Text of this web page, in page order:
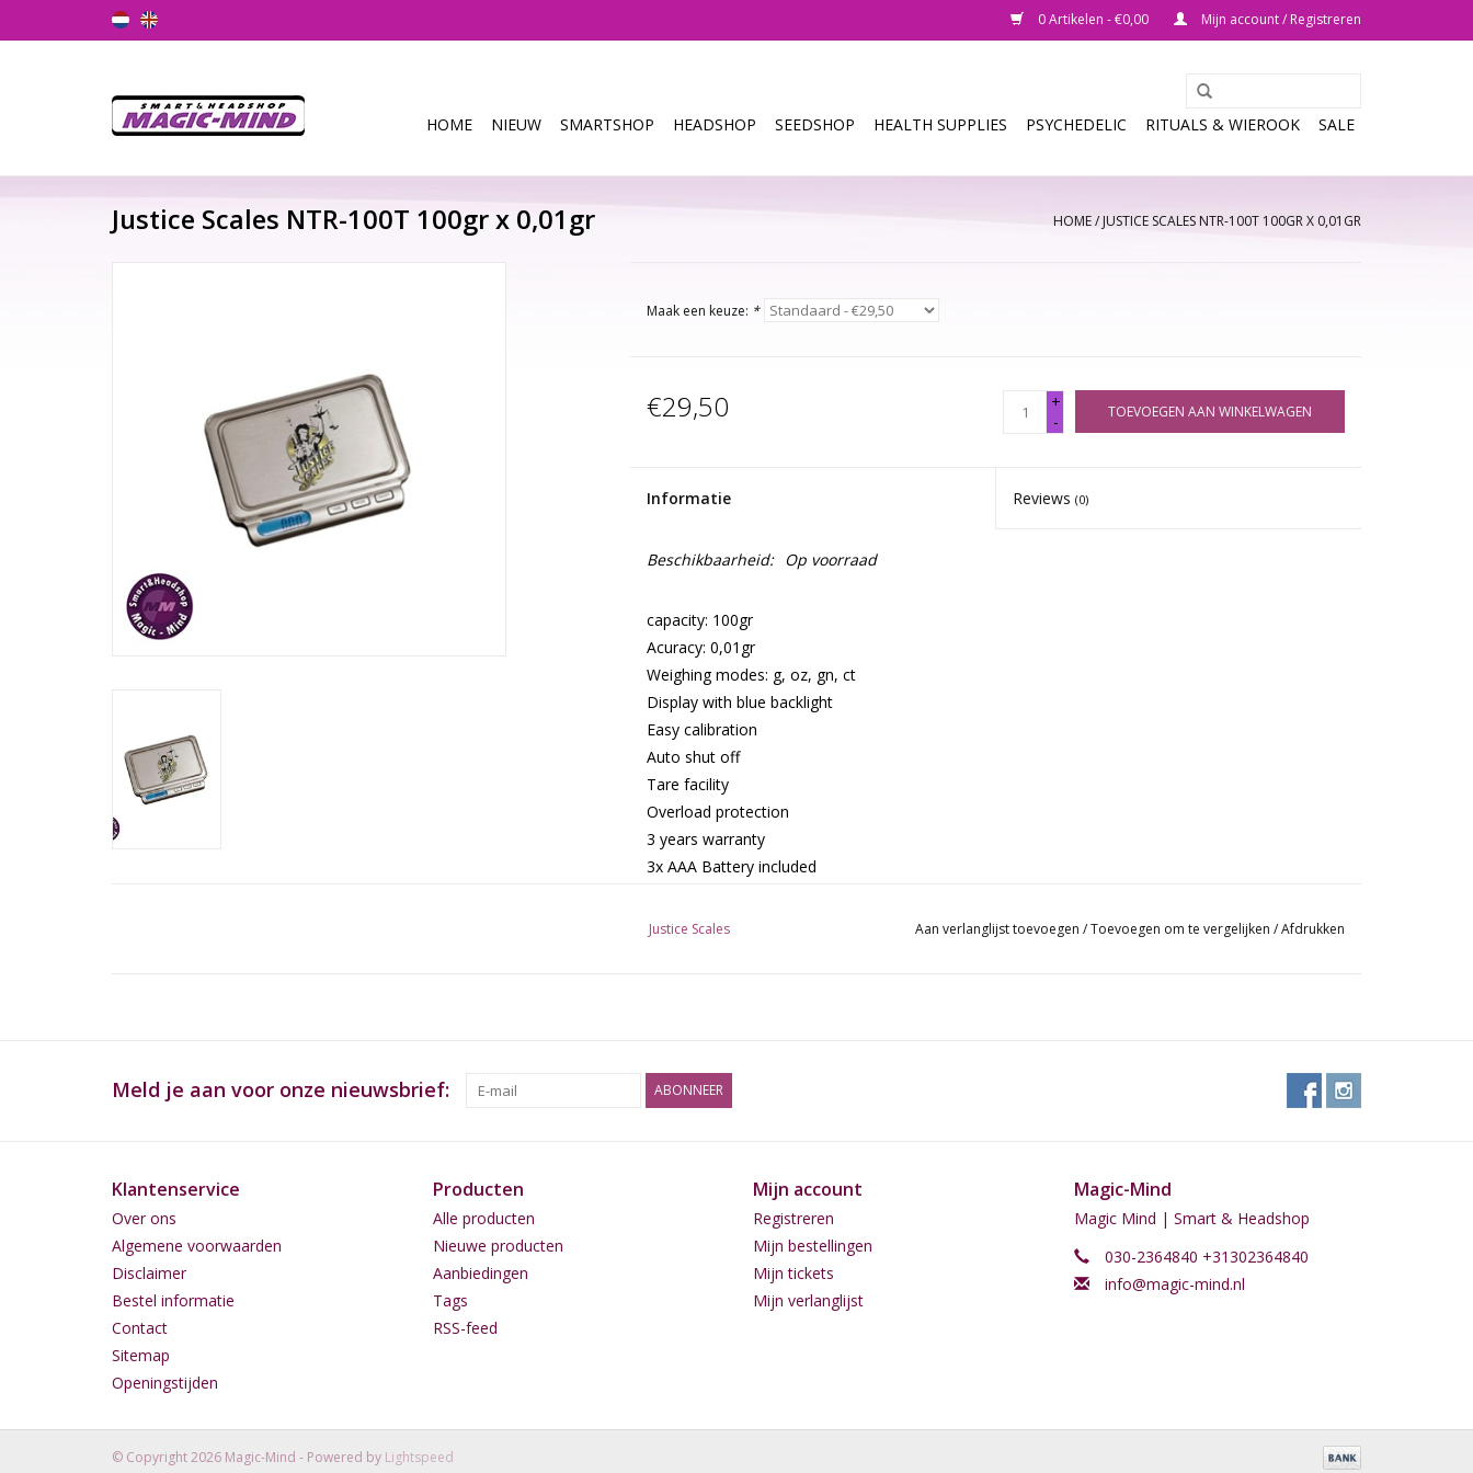
0 Artikelen - €0,00 Mijn account / Registreren
HOME NIEUW SMARTSHOP HEADSHOP SEEDSHOP HEALTH SUPPLIES PSYCHEDELIC RITUALS & WIEROOK SALE
Justice Scales NTR-100T 100gr x 0,01gr HOME/JUSTICE SCALES NTR-100T 100GR X 0,01GR
Maak een keuze: *
€29,50
+
-
TOEVOEGEN AAN WINKELWAGEN
Informatie Reviews(0)
Beschikbaarheid: Op voorraad
capacity: 100gr
Acuracy: 0,01gr
Weighing modes: g, oz, gn, ct
Display with blue backlight
Easy calibration
Auto shut off
Tare facility
Overload protection
3 years warranty
3x AAA Battery included
Justice Scales Aan verlanglijst toevoegen /Toevoegen om te vergelijken /Afdrukken
Meld je aan voor onze nieuwsbrief: ABONNEER
Klantenservice
Over ons
Algemene voorwaarden
Disclaimer
Bestel informatie
Contact
Sitemap
Openingstijden
Producten
Alle producten
Nieuwe producten
Aanbiedingen
Tags
RSS-feed
Mijn account
Registreren
Mijn bestellingen
Mijn tickets
Mijn verlanglijst
Magic-Mind
Magic Mind | Smart & Headshop
030-2364840 +31302364840
info@magic-mind.nl
© Copyright 2026 Magic-Mind - Powered by Lightspeed